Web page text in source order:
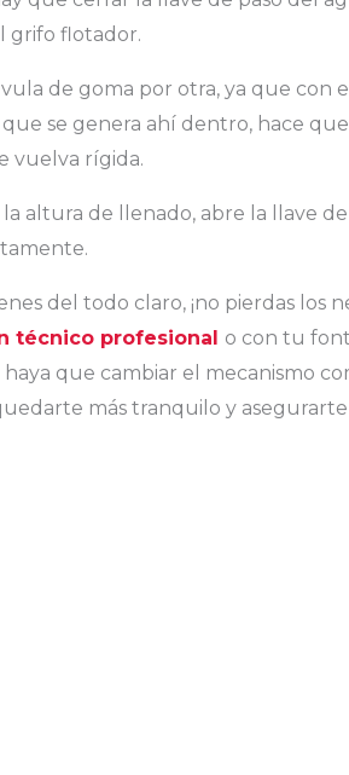
grifo flotador.
de goma por otra, ya que con
se genera ahí dentro, hace
vuelva rígida.
altura de llenado, abre la llave de
del todo claro, ¡no pierdas los
técnico profesional o con tu
que cambiar el mecanismo
más tranquilo y